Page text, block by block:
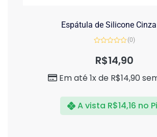
Espátula de Silicone
de
(0)
R$14,90
Em até 1x de R$14,90
A vista R$14,16 no